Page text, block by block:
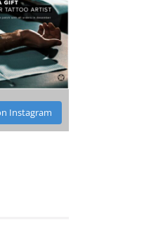
Instagram